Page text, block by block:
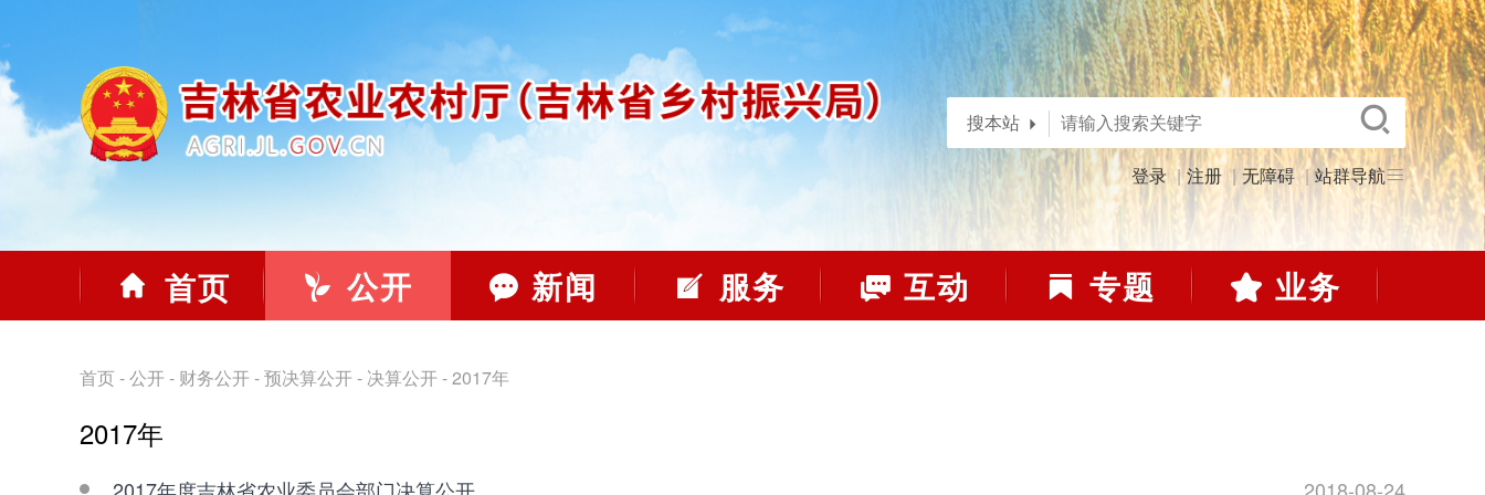
搜本站
登录 注册 无障碍 站群导航
首页 公开 新闻 服务 互动 专题 业务
首页-公开 - 财务公开 -预决算公开 - 决算公开 -2017年
2017年